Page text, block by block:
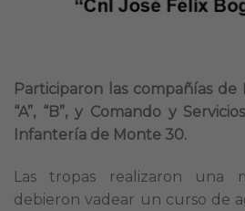
Participaron las compañías
“A”, “B”, y Comando y
Infantería de Monte 30.
Las tropas realizaron una
debieron vadear un curso de